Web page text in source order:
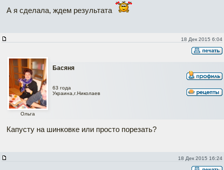
А я сделала, ждем результата
18 Дек 2015 6:04
Басяня
Ольга
63 года
Украина,г.Николаев
Капусту на шинковке или просто порезать?
18 Дек 2015 16:24